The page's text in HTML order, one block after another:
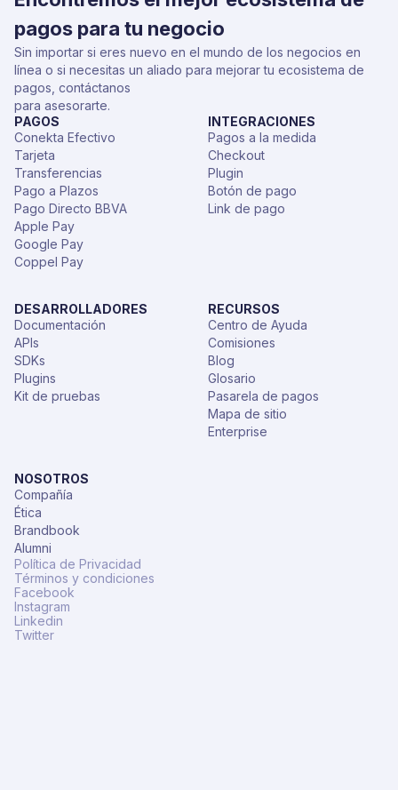
pagos para tu negocio
Sin importar si eres nuevo en el mundo de los negocios en
línea o si necesitas un aliado para mejorar tu ecosistema de
pagos, contáctanos
para asesorarte.
PAGOS
Conekta Efectivo
Tarjeta
Transferencias
Pago a Plazos
Pago Directo BBVA
Apple Pay
Google Pay
Coppel Pay
INTEGRACIONES
Pagos a la medida
Checkout
Plugin
Botón de pago
Link de pago
DESARROLLADORES
Documentación
APIs
SDKs
Plugins
Kit de pruebas
RECURSOS
Centro de Ayuda
Comisiones
Blog
Glosario
Pasarela de pagos
Mapa de sitio
Enterprise
NOSOTROS
Compañía
Ética
Brandbook
Alumni
Política de Privacidad
Términos y condiciones
Facebook
Instagram
Linkedin
Twitter